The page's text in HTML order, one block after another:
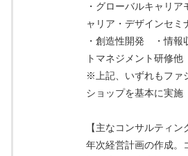
・グローバルキャリ
ャリア・デザインセミ
・創造性開発 ・情
トマネジメント研修他
※上記、いずれもファ
ショップを基本に実施
【主なコンサルティン
年次経営計画の作成。